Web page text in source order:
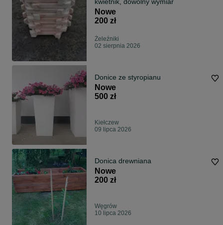
kwietnik, dowolny wymiar
Nowe
200 zł
Żeleźniki
02 sierpnia 2026
Donice ze styropianu
Nowe
500 zł
Kiełczew
09 lipca 2026
Donica drewniana
Nowe
200 zł
Węgrów
10 lipca 2026